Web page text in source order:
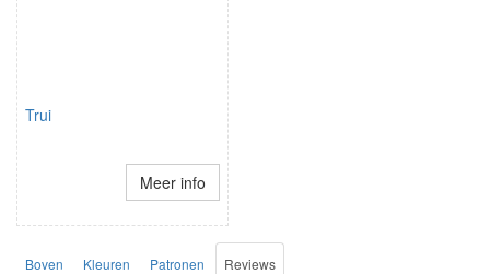
Trui
Meer info
Boven Kleuren Patronen Reviews